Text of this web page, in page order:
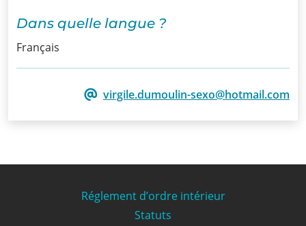
Prix
Contact
Dans quelle langue ?
Français
virgile.dumoulin-sexo@hotmail.com
Réglement d’ordre intérieur
Statuts